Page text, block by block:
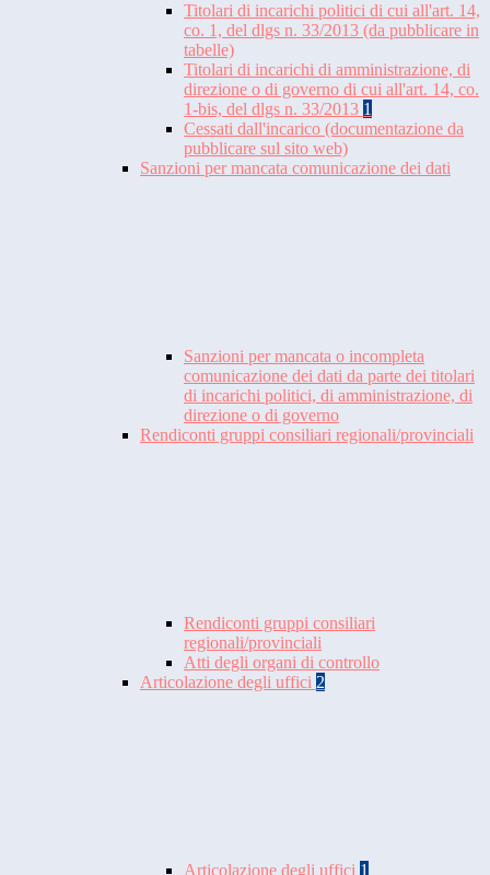
Titolari di incarichi politici di cui all'art. 14,
co. 1, del dlgs n. 33/2013 (da pubblicare in
tabelle)
Titolari di incarichi di amministrazione, di
direzione o di governo di cui all'art. 14, co.
1-bis, del dlgs n. 33/2013 1
Cessati dall'incarico (documentazione da
pubblicare sul sito web)
Sanzioni per mancata comunicazione dei dati
Sanzioni per mancata o incompleta
comunicazione dei dati da parte dei titolari
di incarichi politici, di amministrazione, di
direzione o di governo
Rendiconti gruppi consiliari regionali/provinciali
Rendiconti gruppi consiliari
regionali/provinciali
Atti degli organi di controllo
Articolazione degli uffici 2
Articolazione degli uffici 1